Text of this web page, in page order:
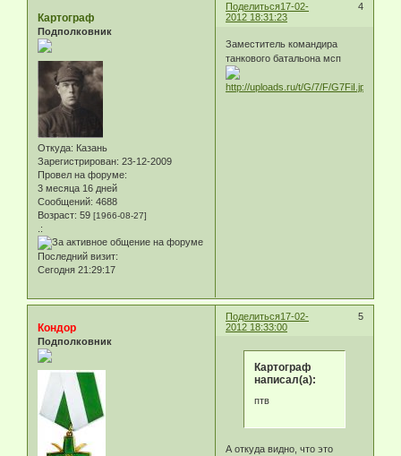
Поделиться 4
17-02-
2012 18:31:23
Картограф
Подполковник
Откуда: Казань
Зарегистрирован: 23-12-2009
Провел на форуме:
3 месяца 16 дней
Сообщений: 4688
Возраст: 59 [1966-08-27]
.:
Последний визит:
Сегодня 21:29:17
Заместитель командира
танкового батальона мсп
Поделиться 5
17-02-
2012 18:33:00
Кондор
Подполковник
Картограф
написал(а):
птв
А откуда видно, что это